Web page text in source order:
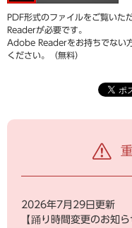
PDF形式のファイルをご覧い
Readerが必要です。
Adobe Readerをお持ちでない
ください。（無料）
2026年7月29日更新
【踊り時間変更のお知